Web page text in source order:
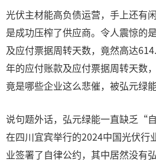
光伏主材能高负债运营，手上还有
是成功压榨了供应商。令人震惊的
及应付票据周转天数，竟然高达
年的应付账款及应付票据周转天数
竟是哪些企业这么悲催，被弘元绿
说句题外话，弘元绿能一直缺乏“
在四川宜宾举行的2024中国光伏行
业签署了自律公约，其中居然没有